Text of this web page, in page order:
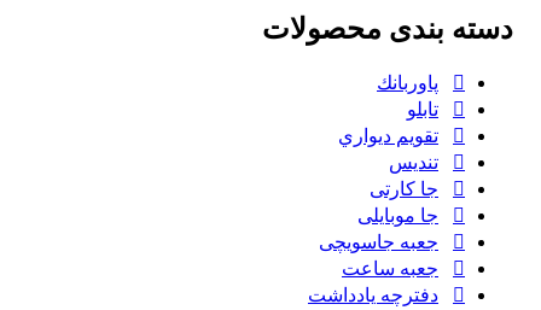
دسته بندی محصولات
پاوربانك
تابلو
تقويم ديواري
تنديس
جا کارتی
جا موبایلی
جعبه جاسویچی
جعبه ساعت
دفترچه یادداشت